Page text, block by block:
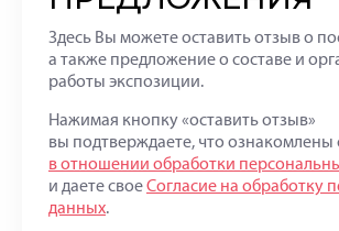
Здесь Вы можете оставить отзыв о
а также предложение о составе и
работы экспозиции.
Нажимая кнопку «оставить отзыв»
вы подтверждаете, что ознакомлены
в отношении обработки
и даете своеСогласие на обработку
данных.